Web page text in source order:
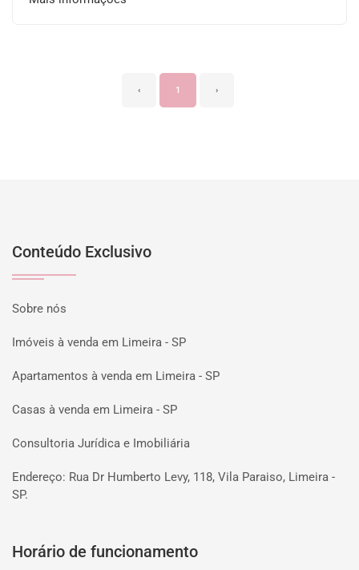
‹ 1 ›
Conteúdo Exclusivo
Sobre nós
Imóveis à venda em Limeira - SP
Apartamentos à venda em Limeira - SP
Casas à venda em Limeira - SP
Consultoria Jurídica e Imobiliária
Endereço: Rua Dr Humberto Levy, 118, Vila Paraiso, Limeira -
SP.
Horário de funcionamento